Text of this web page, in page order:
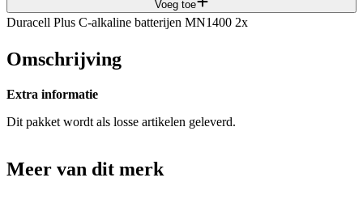
Voeg toe
Duracell Plus C-alkaline batterijen MN1400 2x
Omschrijving
Extra informatie
Dit pakket wordt als losse artikelen geleverd.
Meer van dit merk